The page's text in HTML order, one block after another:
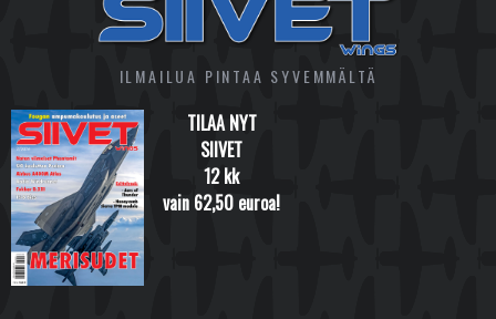
ILMAILUA PINTAA SYVEMMÄLTÄ
TILAA NYT
SIIVET
12 kk
vain 62,50 euroa!